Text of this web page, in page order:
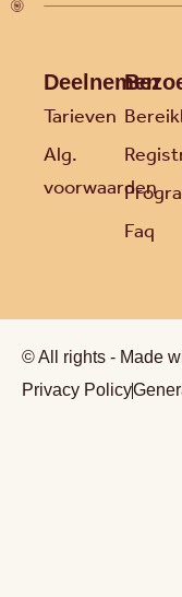
Deelnemen
Tarieven
Alg.
voorwaarden
Faq
© All rights - Made
Privacy Policy